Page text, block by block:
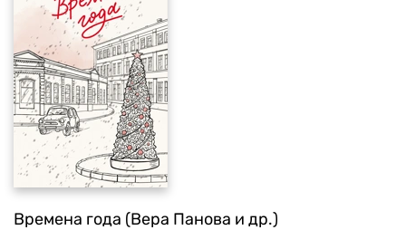
Времена года (Вера Панова и др.)